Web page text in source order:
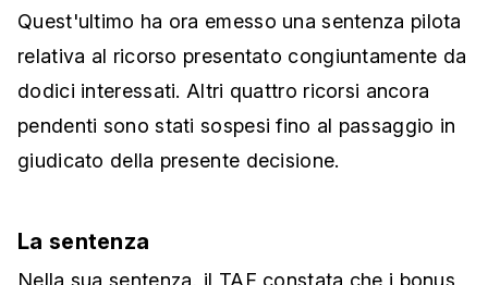
Quest'ultimo ha ora emesso una sentenza pilota
relativa al ricorso presentato congiuntamente da
dodici interessati. Altri quattro ricorsi ancora
pendenti sono stati sospesi fino al passaggio in
giudicato della presente decisione.
La sentenza
Nella sua sentenza, il TAF constata che i bonus